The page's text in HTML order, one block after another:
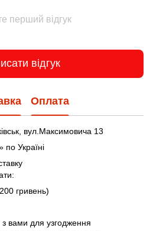
перший відгук
відгук
Оплата
вул.Максимовича 13
Україні
гривень)
вами для узгодження